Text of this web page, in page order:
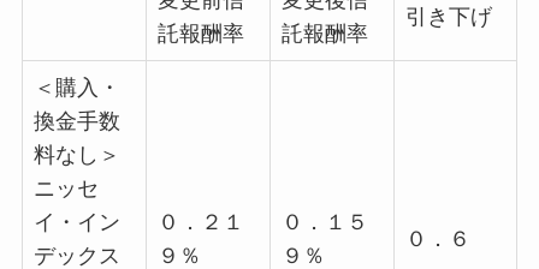
託報酬率
託報酬率
引き下げ
＜購入・
換金手数
料なし＞
ニッセ
イ・イン
デックス
０．２１
９％
０．１５
９％
０．６